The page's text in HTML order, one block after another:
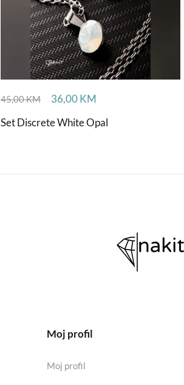
45,00KM 36,00KM
Set Discrete White Opal
Moj profil
Moj profil